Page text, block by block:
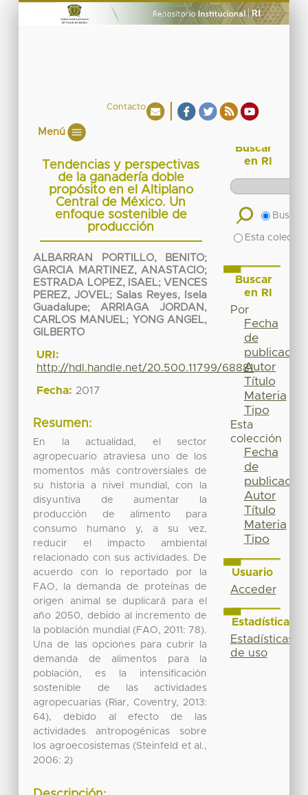
Contacto
Menú
Tendencias y perspectivas
de la ganadería doble
propósito en el Altiplano
Central de México. Un
enfoque sostenible de
producción
ALBARRAN PORTILLO, BENITO;
GARCIA MARTINEZ, ANASTACIO;
ESTRADA LOPEZ, ISAEL; VENCES
PEREZ, JOVEL; Salas Reyes, Isela
Guadalupe;ARRIAGA JORDAN,
CARLOS MANUEL; YONG ANGEL,
GILBERTO
URI:
http://hdl.handle.net/20.500.11799/68881
Fecha: 2017
Resumen:
En la actualidad, el sector
agropecuario atraviesa uno de los
momentos más controversiales de
su historia a nivel mundial, con la
disyuntiva de aumentar la
producción de alimento para
consumo humano y, a su vez,
reducir el impacto ambiental
relacionado con sus actividades. De
acuerdo con lo reportado por la
FAO, la demanda de proteínas de
origen animal se duplicará para el
año 2050, debido al incremento de
la población mundial (FAO, 2011: 78).
Una de las opciones para cubrir la
demanda de alimentos para la
población, es la intensificación
sostenible de las actividades
agropecuarias (Riar, Coventry, 2013:
64), debido al efecto de las
actividades antropogénicas sobre
los agroecosistemas (Steinfeld et al.,
2006: 2)
Buscar
en RI
Buscar
Esta
Buscar
en RI
Por
Fecha
de
publicación
Autor
Título
Materia
Tipo
Esta
colección
Fecha
de
publicación
Autor
Título
Materia
Tipo
Usuario
Acceder
Estadísticas
Estadísticas
de uso